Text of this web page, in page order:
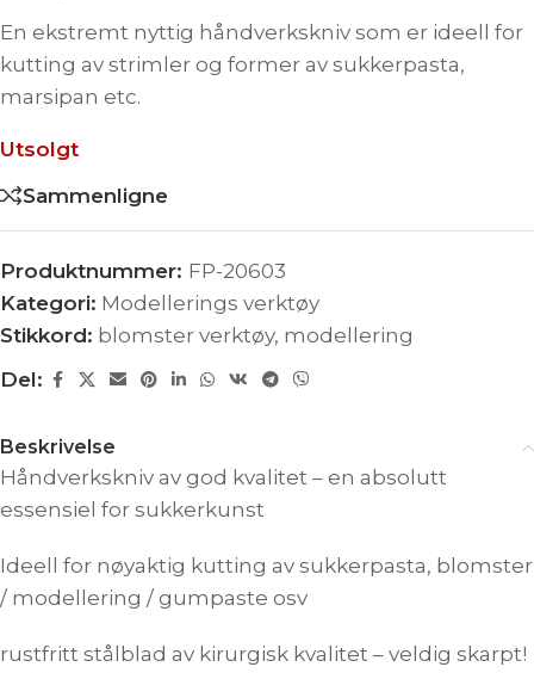
En ekstremt nyttig håndverkskniv som er ideell for
kutting av strimler og former av sukkerpasta,
marsipan etc.
Utsolgt
Sammenligne
Produktnummer: FP-20603
Kategori: Modellerings verktøy
Stikkord: blomster verktøy, modellering
Del:
Beskrivelse
Håndverkskniv av god kvalitet – en absolutt
essensiel for sukkerkunst
Ideell for nøyaktig kutting av sukkerpasta, blomster
/ modellering / gumpaste osv
rustfritt stålblad av kirurgisk kvalitet – veldig skarpt!